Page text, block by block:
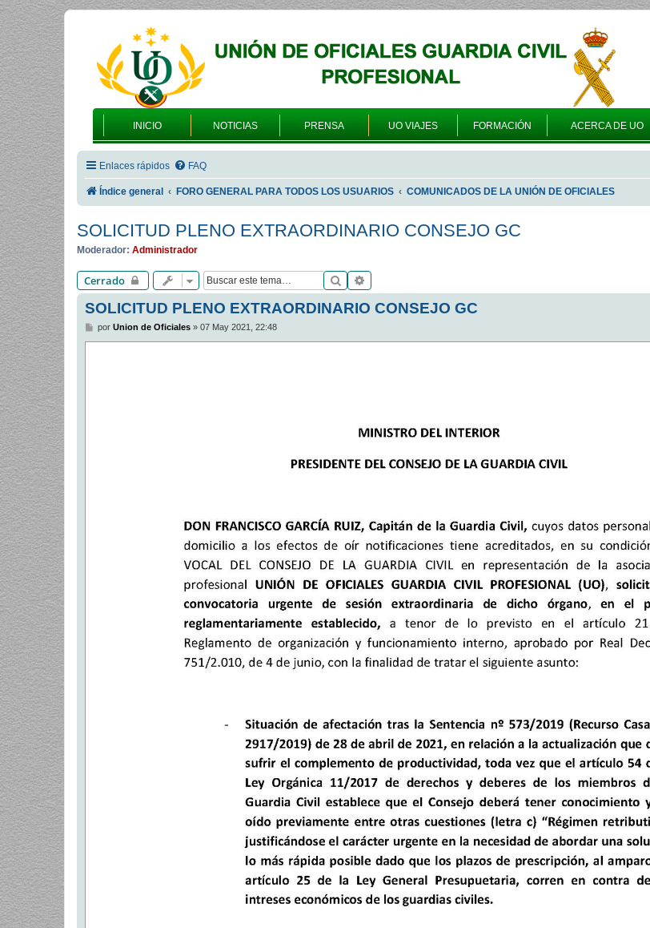
INICIO NOTICIAS PRENSA UO VIAJES FORMACIÓN ACERCA DE UO
Enlaces rápidos FAQ
Índice general FORO GENERAL PARA TODOS LOS USUARIOS COMUNICADOS DE LA UNIÓN DE OFICIALES
SOLICITUD PLENO EXTRAORDINARIO CONSEJO GC
Moderador: Administrador
Cerrado Buscar
SOLICITUD PLENO EXTRAORDINARIO CONSEJO GC
M
por Union de Oficiales» 07 May 2021, 22:48